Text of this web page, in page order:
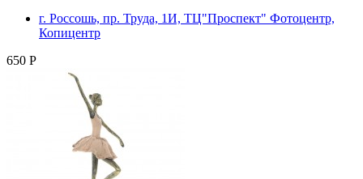
г. Россошь, пр. Труда, 1И, ТЦ"Проспект" Фотоцентр,
Копицентр
650 Р